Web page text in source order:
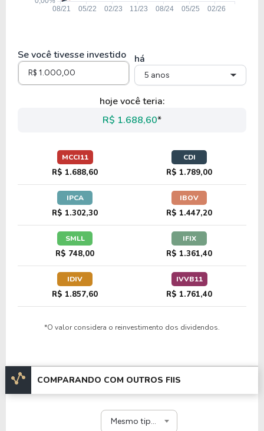
Se você tivesse investido há
5 anos
hoje você teria:
R$ 1.688,60*
MCCI11
R$ 1.688,60
CDI
R$ 1.789,00
IPCA
R$ 1.302,30
IBOV
R$ 1.447,20
SMLL
R$ 748,00
IFIX
R$ 1.361,40
IDIV
R$ 1.857,60
IVVB11
R$ 1.761,40
*O valor considera o reinvestimento dos dividendos.
COMPARANDO COM OUTROS FIIS
Mesmo tipo e segmento